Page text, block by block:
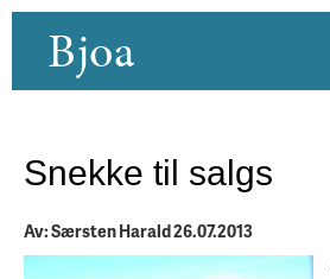
Bjoa
Snekke til salgs
Av: Særsten Harald 26.07.2013